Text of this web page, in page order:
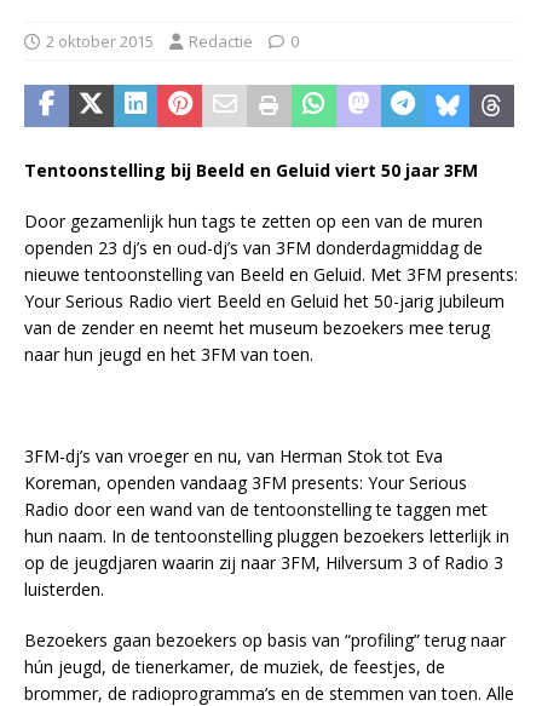
2 oktober 2015 Redactie 0
Tentoonstelling bij Beeld en Geluid viert 50 jaar 3FM
Door gezamenlijk hun tags te zetten op een van de muren
openden 23 dj’s en oud-dj’s van 3FM donderdagmiddag de
nieuwe tentoonstelling van Beeld en Geluid. Met 3FM presents:
Your Serious Radio viert Beeld en Geluid het 50-jarig jubileum
van de zender en neemt het museum bezoekers mee terug
naar hun jeugd en het 3FM van toen.
3FM-dj’s van vroeger en nu, van Herman Stok tot Eva
Koreman, openden vandaag 3FM presents: Your Serious
Radio door een wand van de tentoonstelling te taggen met
hun naam. In de tentoonstelling pluggen bezoekers letterlijk in
op de jeugdjaren waarin zij naar 3FM, Hilversum 3 of Radio 3
luisterden.
Bezoekers gaan bezoekers op basis van “profiling” terug naar
hún jeugd, de tienerkamer, de muziek, de feestjes, de
brommer, de radioprogramma’s en de stemmen van toen. Alle